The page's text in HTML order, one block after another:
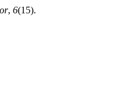
, 6(15).